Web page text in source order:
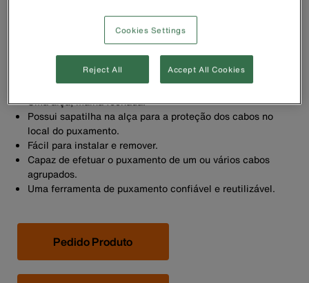
Uma alça, malha fechada.
Possui sapatilha na alça para a proteção dos cabos no
local do puxamento.
Fácil para instalar e remover.
Capaz de efetuar o puxamento de um ou vários cabos
agrupados.
Uma ferramenta de puxamento confiável e reutilizável.
Pedido Produto
Cookies Settings
Reject All Accept All Cookies